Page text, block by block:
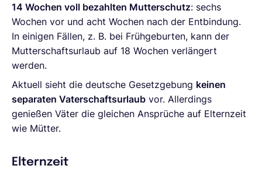
14 Wochen voll bezahlten Mutterschutz: sechs
Wochen vor und acht Wochen nach der Entbindung.
In einigen Fällen, z. B. bei Frühgeburten, kann der
Mutterschaftsurlaub auf 18 Wochen verlängert
werden.
Aktuell sieht die deutsche Gesetzgebung keinen
separaten Vaterschaftsurlaub vor. Allerdings
genießen Väter die gleichen Ansprüche auf Elternzeit
wie Mütter.
Elternzeit